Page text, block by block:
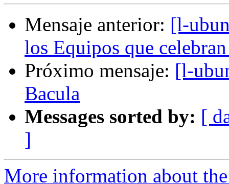
Mensaje anterior: [l-
los Equipos que
Próximo mensaje: [l-
Bacula
Messages sorted by: [
]
More information about